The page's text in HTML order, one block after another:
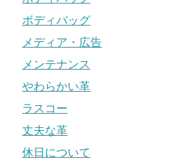
ボディバッグ
メディア・広告
メンテナンス
やわらかい革
ラスコー
丈夫な革
休日について